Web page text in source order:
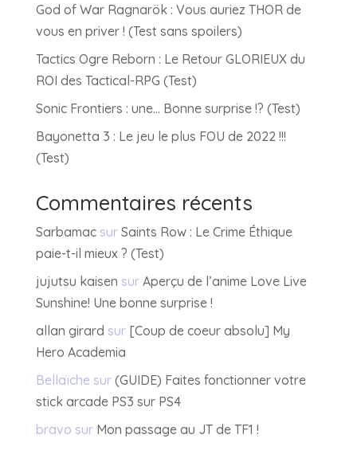
God of War Ragnarök : Vous auriez THOR de
vous en priver ! (Test sans spoilers)
Tactics Ogre Reborn : Le Retour GLORIEUX du
ROI des Tactical-RPG (Test)
Sonic Frontiers : une… Bonne surprise !? (Test)
Bayonetta 3 : Le jeu le plus FOU de 2022 !!!
(Test)
Commentaires récents
Sarbamacsur Saints Row : Le Crime Éthique
paie-t-il mieux ? (Test)
jujutsu kaisen sur Aperçu de l’anime Love Live
Sunshine! Une bonne surprise !
allan girard sur [Coup de coeur absolu] My
Hero Academia
Bellaïche sur (GUIDE) Faites fonctionner votre
stick arcade PS3 sur PS4
bravo sur Mon passage au JT de TF1 !